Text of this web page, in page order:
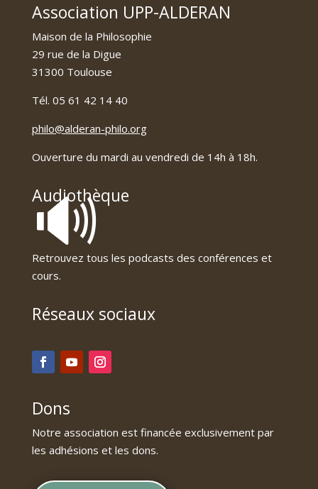
Association UPP-ALDERAN
Maison de la Philosophie
29 rue de la Digue
31300 Toulouse
Tél. 05 61 42 14 40
philo@alderan-philo.org
Ouverture du mardi au vendredi de 14h à 18h.
Audiothèque
🔊
Retrouvez tous les podcasts des conférences et
cours.
Réseaux sociaux
Dons
Notre association est financée exclusivement par
les adhésions et les dons.